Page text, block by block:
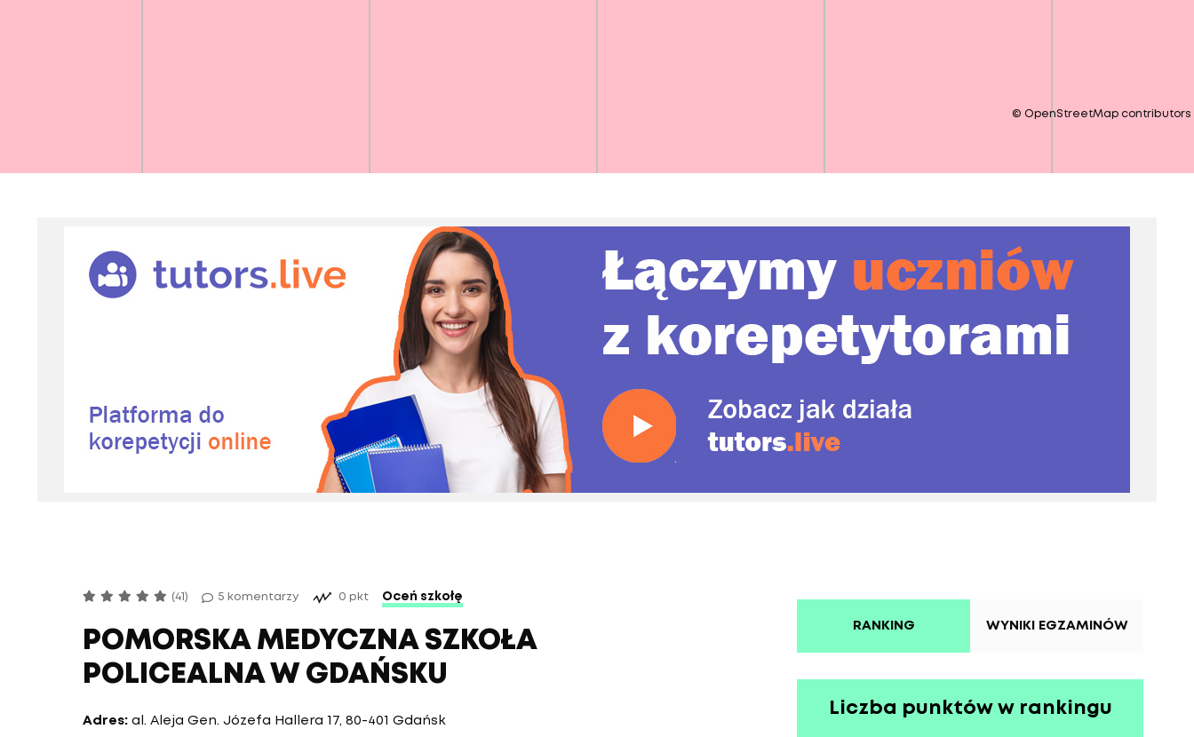
© OpenStreetMap contributors
(41) 5 komentarzy 0 pkt Oceń szkołę
POMORSKA MEDYCZNA SZKOŁA
POLICEALNA W GDAŃSKU
Adres: al. Aleja Gen. Józefa Hallera 17, 80-401 Gdańsk
RANKING WYNIKI EGZAMINÓW
Liczba punktów w rankingu